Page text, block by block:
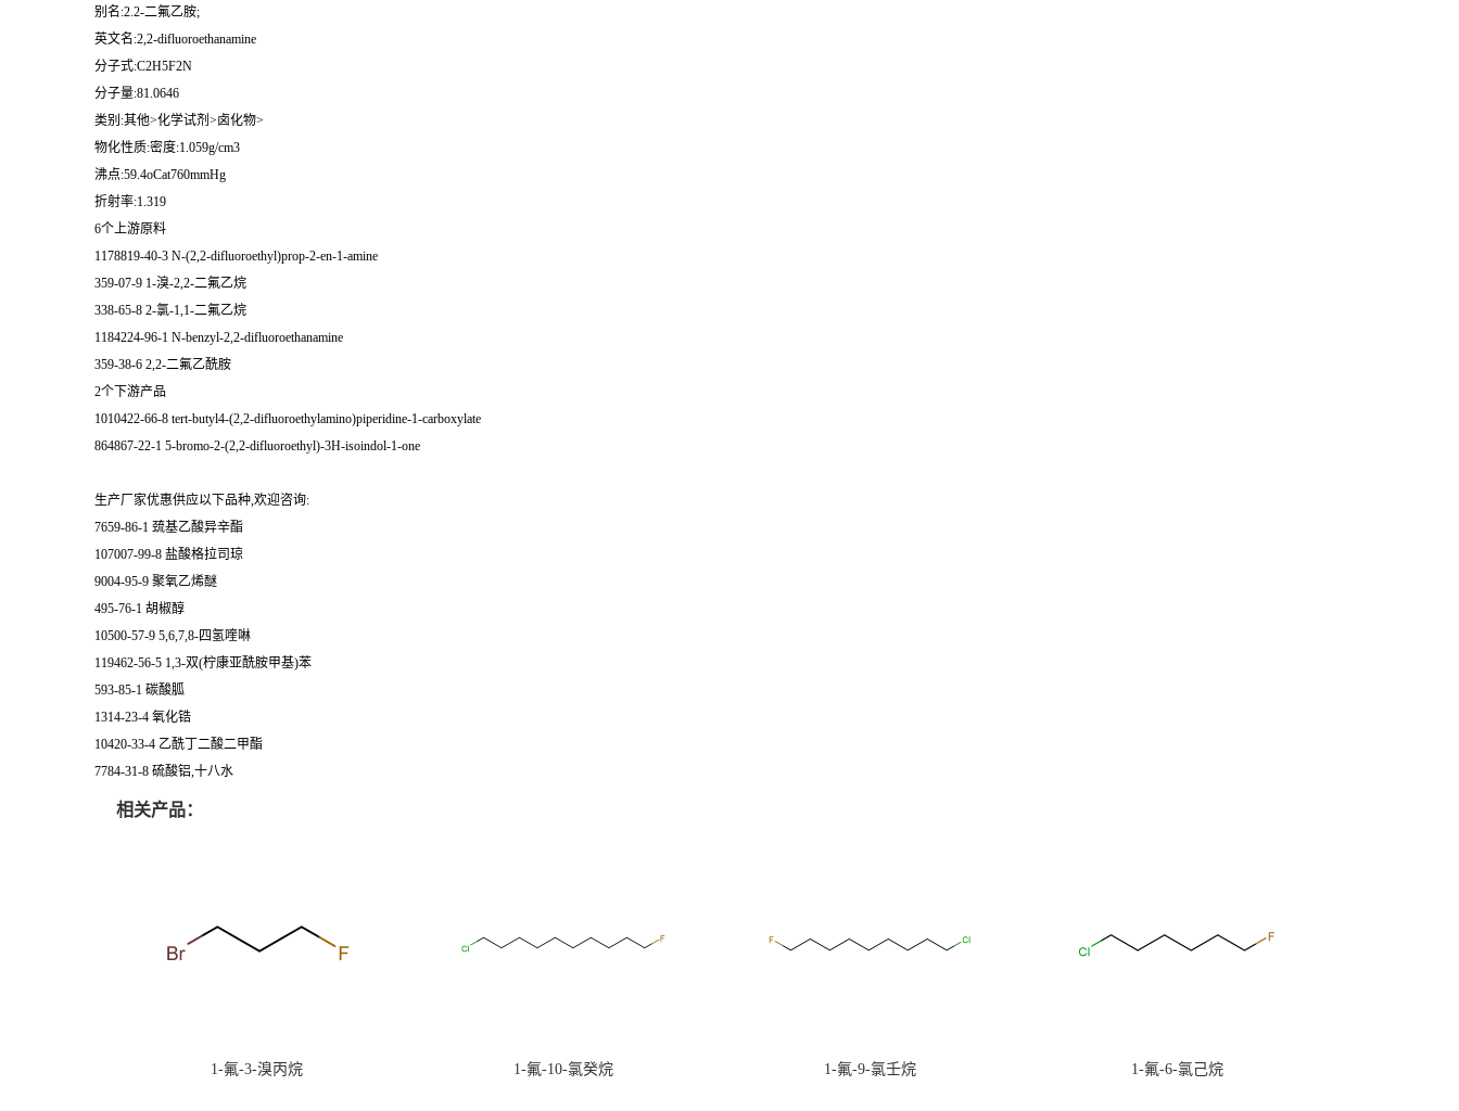
别名:2.2-二氟乙胺;
英文名:2,2-difluoroethanamine
分子式:C2H5F2N
分子量:81.0646
类别:其他>化学试剂>卤化物>
物化性质:密度:1.059g/cm3
沸点:59.4oCat760mmHg
折射率:1.319
6个上游原料
1178819-40-3 N-(2,2-difluoroethyl)prop-2-en-1-amine
359-07-9 1-溴-2,2-二氟乙烷
338-65-8 2-氯-1,1-二氟乙烷
1184224-96-1 N-benzyl-2,2-difluoroethanamine
359-38-6 2,2-二氟乙酰胺
2个下游产品
1010422-66-8 tert-butyl4-(2,2-difluoroethylamino)piperidine-1-carboxylate
864867-22-1 5-bromo-2-(2,2-difluoroethyl)-3H-isoindol-1-one
生产厂家优惠供应以下品种,欢迎咨询:
7659-86-1 巯基乙酸异辛酯
107007-99-8 盐酸格拉司琼
9004-95-9 聚氧乙烯醚
495-76-1 胡椒醇
10500-57-9 5,6,7,8-四氢喹啉
119462-56-5 1,3-双(柠康亚酰胺甲基)苯
593-85-1 碳酸胍
1314-23-4 氧化锆
10420-33-4 乙酰丁二酸二甲酯
7784-31-8 硫酸铝,十八水
相关产品：
1-氟-3-溴丙烷 1-氟-10-氯癸烷 1-氟-9-氯壬烷 1-氟-6-氯己烷